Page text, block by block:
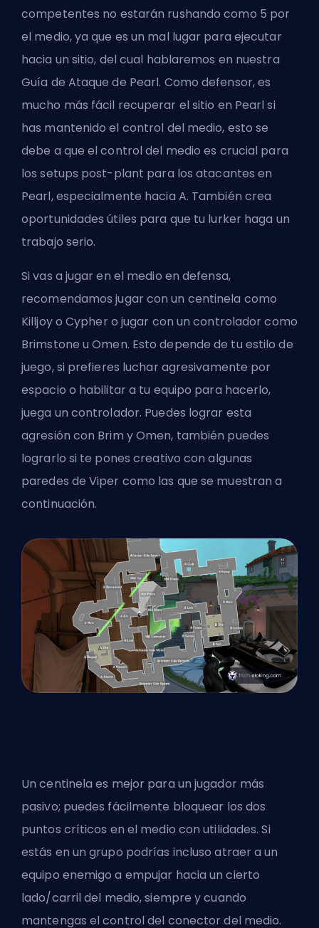
competentes no estarán rushando como 5 por
el medio, ya que es un mal lugar para ejecutar
hacia un sitio, del cual hablaremos en nuestra
Guía de Ataque de Pearl. Como defensor, es
mucho más fácil recuperar el sitio en Pearl si
has mantenido el control del medio, esto se
debe a que el control del medio es crucial para
los setups post-plant para los atacantes en
Pearl, especialmente hacia A. También crea
oportunidades útiles para que tu lurker haga un
trabajo serio.
Si vas a jugar en el medio en defensa,
recomendamos jugar con un centinela como
Killjoy o Cypher o jugar con un controlador como
Brimstone u Omen. Esto depende de tu estilo de
juego, si prefieres luchar agresivamente por
espacio o habilitar a tu equipo para hacerlo,
juega un controlador. Puedes lograr esta
agresión con Brim y Omen, también puedes
lograrlo si te pones creativo con algunas
paredes de Viper como las que se muestran a
continuación.
Un centinela es mejor para un jugador más
pasivo; puedes fácilmente bloquear los dos
puntos críticos en el medio con utilidades. Si
estás en un grupo podrías incluso atraer a un
equipo enemigo a empujar hacia un cierto
lado/carril del medio, siempre y cuando
mantengas el control del conector del medio.